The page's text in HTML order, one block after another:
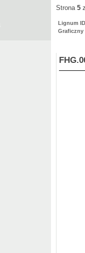
Strona 5
Lignum
Graficzny